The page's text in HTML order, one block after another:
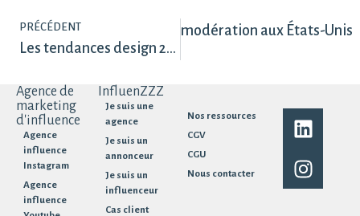
PRÉCÉDENT
Les tendances design 2025 selon Canva
checking et révision de la modération aux États-Unis
Agence de
marketing
d'influence
Agence
influence
Instagram
Agence
influence
InfluenZZZ
Je suis une
agence
Je suis un
annonceur
Je suis un
influenceur
Cas client
Nos ressources
CGV
CGU
Nous contacter